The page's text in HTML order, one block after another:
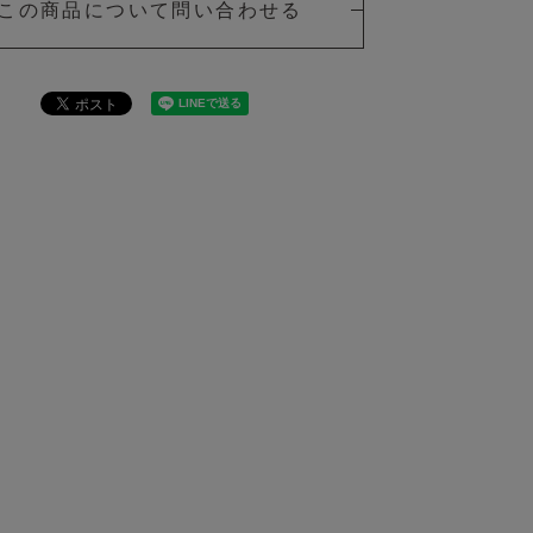
の商品について問い合わせる